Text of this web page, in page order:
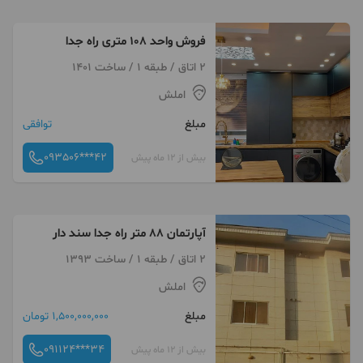
فروش واحد ۱۰۸ متری راه جدا
2 اتاق / طبقه 1 / ساخت 1401
املش
مبلغ
توافقی
بیش از 12 ماه پیش 093506***42
آپارتمان ۸۸ متر راه جدا سند دار
2 اتاق / طبقه 1 / ساخت 1393
املش
مبلغ
1,500,000,000 تومان
بیش از 12 ماه پیش 091124***34